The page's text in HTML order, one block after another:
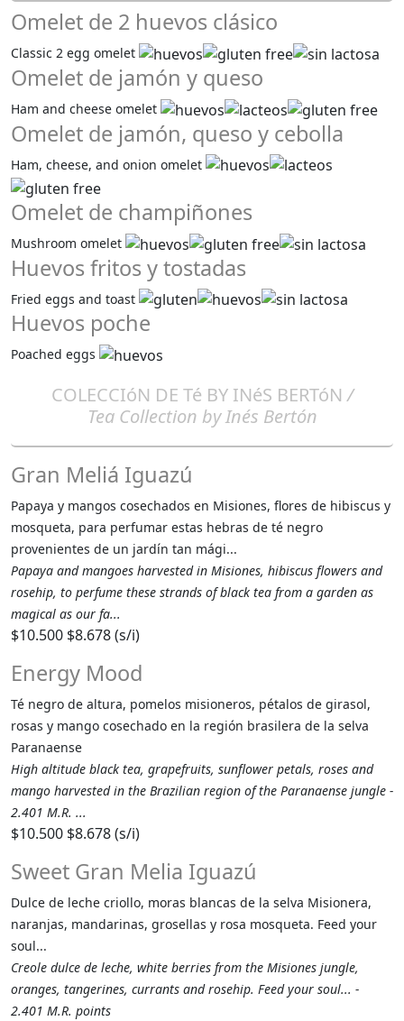
Omelet de 2 huevos clásico
Classic 2 egg omelet
Omelet de jamón y queso
Ham and cheese omelet
Omelet de jamón, queso y cebolla
Ham, cheese, and onion omelet
Omelet de champiñones
Mushroom omelet
Huevos fritos y tostadas
Fried eggs and toast
Huevos poche
Poached eggs
COLECCIóN DE Té BY INéS BERTóN /
Tea Collection by Inés Bertón
Gran Meliá Iguazú
Papaya y mangos cosechados en Misiones, flores de hibiscus y
mosqueta, para perfumar estas hebras de té negro
provenientes de un jardín tan mági...
Papaya and mangoes harvested in Misiones, hibiscus flowers and
rosehip, to perfume these strands of black tea from a garden as
magical as our fa...
$10.500 $8.678 (s/i)
Energy Mood
Té negro de altura, pomelos misioneros, pétalos de girasol,
rosas y mango cosechado en la región brasilera de la selva
Paranaense
High altitude black tea, grapefruits, sunflower petals, roses and
mango harvested in the Brazilian region of the Paranaense jungle -
2.401 M.R. ...
$10.500 $8.678 (s/i)
Sweet Gran Melia Iguazú
Dulce de leche criollo, moras blancas de la selva Misionera,
naranjas, mandarinas, grosellas y rosa mosqueta. Feed your
soul...
Creole dulce de leche, white berries from the Misiones jungle,
oranges, tangerines, currants and rosehip. Feed your soul... -
2.401 M.R. points